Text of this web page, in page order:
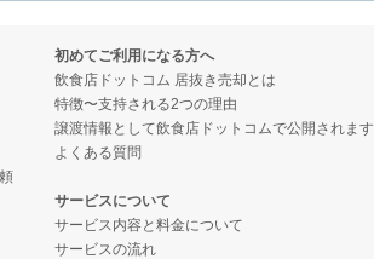
初めてご利用になる方へ
飲食店ドットコム 居抜き売却とは
特徴〜支持される2つの理由
譲渡情報として飲食店ドットコムで公開されます
よくある質問
サービスについて
サービス内容と料金について
サービスの流れ